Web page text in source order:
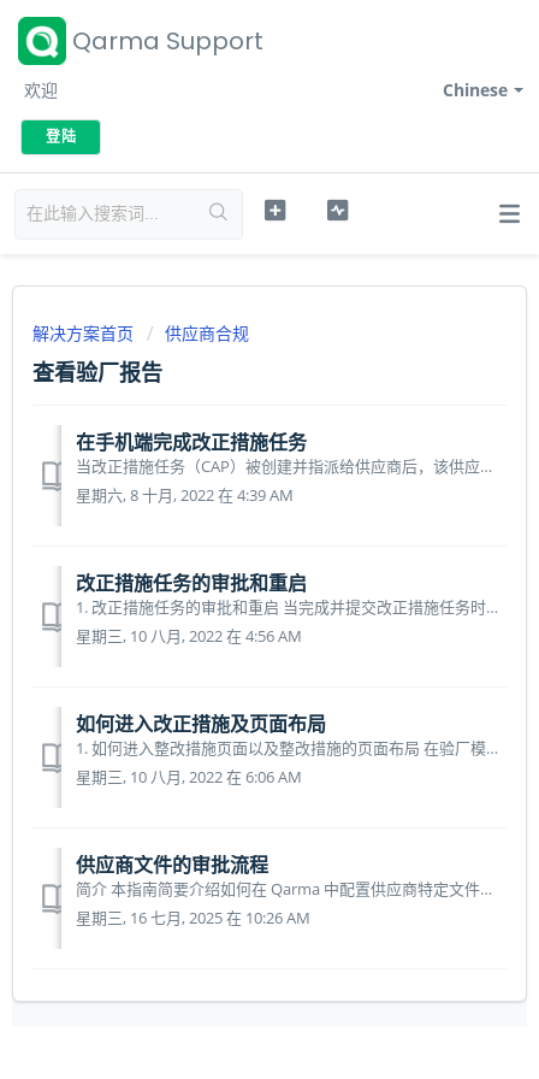
Qarma Support
Chinese
欢迎
登陆
解决方案首页 供应商合规
查看验厂报告
在手机端完成改正措施任务
当改正措施任务（CAP）被创建并指派给供应商后，该供应商会收到邮件提示。请下载Qarma软件（详见iPhone或安卓软件下载教程）并按照如下操作，查阅此项改正措施具体内容并完成改正措施任务： 步骤1： 从主界面点击左上角的三横线，选择"改正措施"。 步骤2： 改正措施栏...
星期六, 8 十月, 2022 在 4:39 AM
改正措施任务的审批和重启
1. 改正措施任务的审批和重启 当完成并提交改正措施任务时，此任务的状态会变成黄色的“审批中”。 当审批人对改正措施进行审批时，如果认可提交的内容没有疑问的话，点击“批准措施”；如果您觉得提交的内容不够完善，不能通过此项改正措施，点击”重启“，那么此改正措施任务会重新打开，负责人需要再...
星期三, 10 八月, 2022 在 4:56 AM
如何进入改正措施及页面布局
1. 如何进入整改措施页面以及整改措施的页面布局 在验厂模块下点击“改正措施”，在这个界面你可以通过点击“所有”或“逾期”分别看到全部的任务和逾期的任务。通过筛选，可以根据时间，供应商， 审批人，负责人，任务状态进行查看。在任务列表页面，你可以看到每个任务的问题，对应的供应商和生产单位，负责人及审批人，...
星期三, 10 八月, 2022 在 6:06 AM
供应商文件的审批流程
简介 本指南简要介绍如何在 Qarma 中配置供应商特定文件的审批流程。这些文件与单个供应商相关联，可能需要不同级别的审核。如需了解更多关于供应商文件的信息，请点击此链接。 审批流程选项 管理供应商文件的审批或激活有两种方式： 需审核并批准：文件必须经过审核和批准后，才能在供应...
星期三, 16 七月, 2025 在 10:26 AM